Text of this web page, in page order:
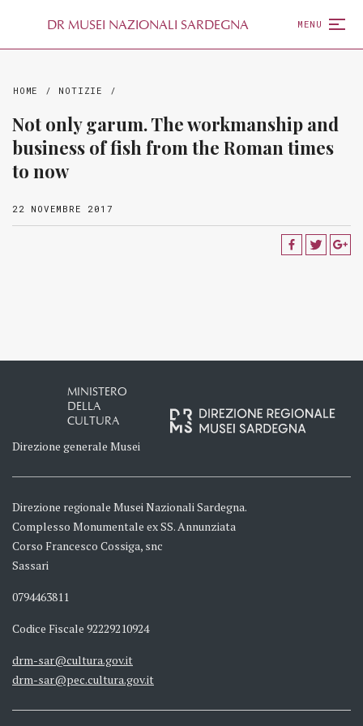
DR MUSEI NAZIONALI SARDEGNA MENU
HOME / NOTIZIE /
Not only garum. The workmanship and
business of fish from the Roman times
to now
22 NOVEMBRE 2017
MINISTERO
DELLA
CULTURA
Direzione generale Musei
Direzione regionale Musei Nazionali Sardegna.
Complesso Monumentale ex SS. Annunziata
Corso Francesco Cossiga, snc
Sassari
0794463811
Codice Fiscale 92229210924
drm-sar@cultura.gov.it
drm-sar@pec.cultura.gov.it